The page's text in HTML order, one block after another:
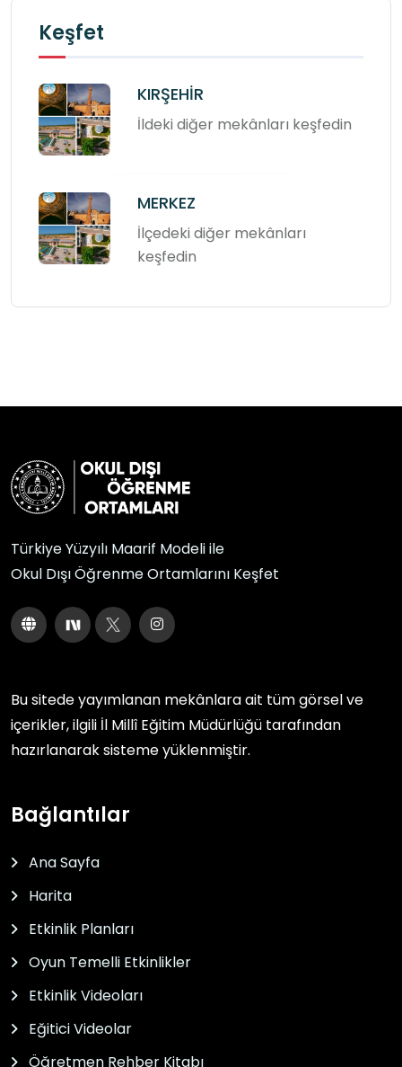
Keşfet
KIRŞEHİR
İldeki diğer mekânları keşfedin
MERKEZ
İlçedeki diğer mekânları
keşfedin
Türkiye Yüzyılı Maarif Modeli ile
Okul Dışı Öğrenme Ortamlarını Keşfet
Bu sitede yayımlanan mekânlara ait tüm görsel ve
içerikler, ilgili İl Millî Eğitim Müdürlüğü tarafından
hazırlanarak sisteme yüklenmiştir.
Bağlantılar
Ana Sayfa
Harita
Etkinlik Planları
Oyun Temelli Etkinlikler
Etkinlik Videoları
Eğitici Videolar
Öğretmen Rehber Kitabı